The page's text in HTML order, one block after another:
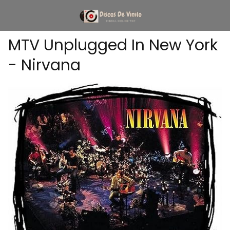
MTV Unplugged In New York
- Nirvana